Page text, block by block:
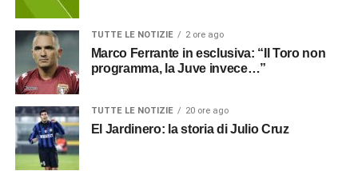
TUTTE LE NOTIZIE 2 ore ago
Marco Ferrante in esclusiva: “Il Toro non
programma, la Juve invece…”
TUTTE LE NOTIZIE 20 ore ago
El Jardinero: la storia di Julio Cruz